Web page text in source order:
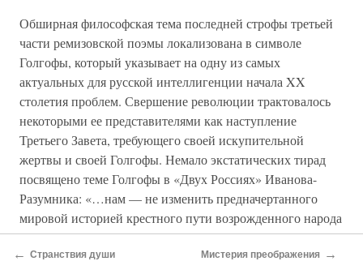
Обширная философская тема последней строфы третьей
части ремизовской поэмы локализована в символе
Голгофы, который указывает на одну из самых
актуальных для русской интеллигенции начала XX
столетия проблем. Свершение революции трактовалось
некоторыми ее представителями как наступление
Третьего Завета, требующего своей искупительной
жертвы и своей Голгофы. Немало экстатических тирад
посвящено теме Голгофы в «Двух Россиях» Иванова-
Разумника: «…нам — не изменить предначертанного
мировой историей крестного пути возрожденного народа
к новой исторической Голгофе. Это — горькая чаша, но,
по-видимому, неизбежная, нас она не минует; принимая
← Странствия души Мистерия преображения →